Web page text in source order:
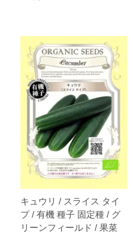
キュウリ / スライス タイ
プ / 有機 種子 固定種 / グ
リーンフィールド / 果菜